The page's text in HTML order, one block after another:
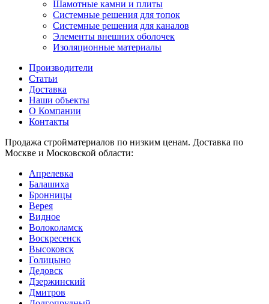
Шамотные камни и плиты
Системные решения для топок
Системные решения для каналов
Элементы внешних оболочек
Изоляционные материалы
Производители
Статьи
Доставка
Наши объекты
О Компании
Контакты
Продажа стройматериалов по низким ценам. Доставка по
Москве и Московской области:
Апрелевка
Балашиха
Бронницы
Верея
Видное
Волоколамск
Воскресенск
Высоковск
Голицыно
Дедовск
Дзержинский
Дмитров